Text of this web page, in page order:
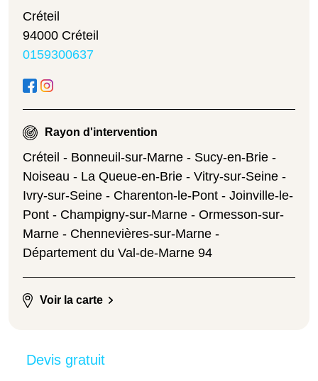
Créteil
94000 Créteil
0159300637
Rayon d'intervention
Créteil - Bonneuil-sur-Marne - Sucy-en-Brie -
Noiseau - La Queue-en-Brie - Vitry-sur-Seine -
Ivry-sur-Seine - Charenton-le-Pont - Joinville-le-
Pont - Champigny-sur-Marne - Ormesson-sur-
Marne - Chennevières-sur-Marne -
Département du Val-de-Marne 94
Voir la carte
Devis gratuit